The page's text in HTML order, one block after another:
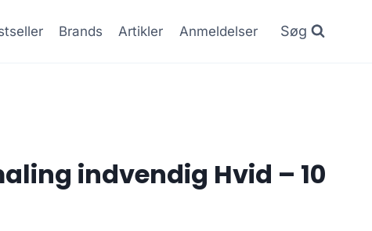
Brands Artikler Anmeldelser Søg
indvendig Hvid – 10